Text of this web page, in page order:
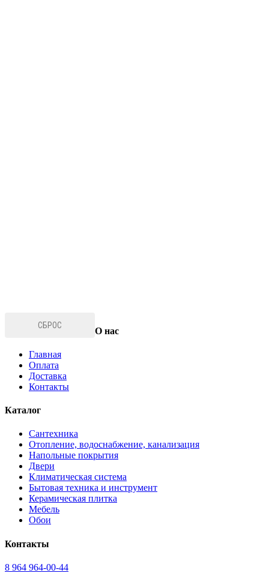
СБРОС
О нас
Главная
Оплата
Доставка
Контакты
Каталог
Сантехника
Отопление, водоснабжение, канализация
Напольные покрытия
Двери
Климатическая система
Бытовая техника и инструмент
Керамическая плитка
Мебель
Обои
Контакты
8 964 964-00-44